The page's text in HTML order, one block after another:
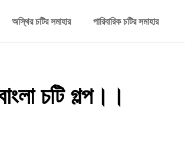
অস্থির চটির সমাহার পারিবারিক চটির সমাহার
চটি গল্প।।